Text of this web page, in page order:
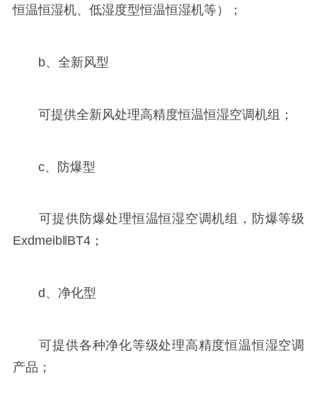
恒温恒湿机、低湿度型恒温恒湿机等）；
b、全新风型
可提供全新风处理高精度恒温恒湿空调机组；
c、防爆型
可提供防爆处理恒温恒湿空调机组，防爆等级
Exdmeib‖BT4；
d、净化型
可提供各种净化等级处理高精度恒温恒湿空调
产品；